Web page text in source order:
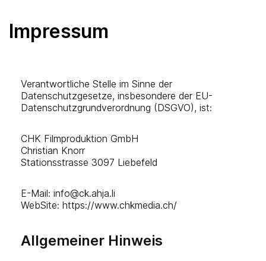
Impressum
Verantwortliche Stelle im Sinne der
Datenschutzgesetze, insbesondere der EU-
Datenschutzgrundverordnung (DSGVO), ist:
CHK Filmproduktion GmbH
Christian Knorr
Stationsstrasse 3097 Liebefeld
E-Mail: info@ck.ahja.li
WebSite: https://www.chkmedia.ch/
Allgemeiner Hinweis